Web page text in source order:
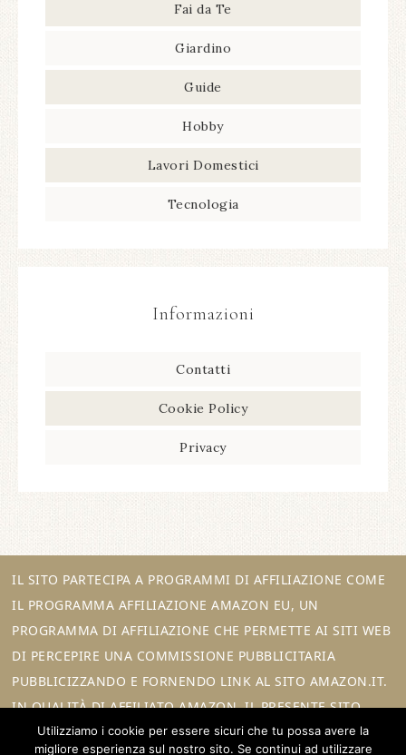
Fai da Te
Giardino
Guide
Hobby
Lavori Domestici
Tecnologia
Informazioni
Contatti
Cookie Policy
Privacy
IL SITO PARTECIPA A PROGRAMMI DI AFFILIAZIONE COME
IL PROGRAMMA AFFILIAZIONE AMAZON EU, UN
PROGRAMMA DI AFFILIAZIONE CHE PERMETTE AI SITI WEB
DI PERCEPIRE UNA COMMISSIONE PUBBLICITARIA
PUBBLICIZZANDO E FORNENDO LINK AL SITO AMAZON.IT.
IN QUALITÀ DI AFFILIATO AMAZON, IL PRESENTE SITO
RICEVE UN GUADAGNO PER CIASCUN ACQUISTO IDONEO.
Utilizziamo i cookie per essere sicuri che tu possa avere la
migliore esperienza sul nostro sito. Se continui ad utilizzare